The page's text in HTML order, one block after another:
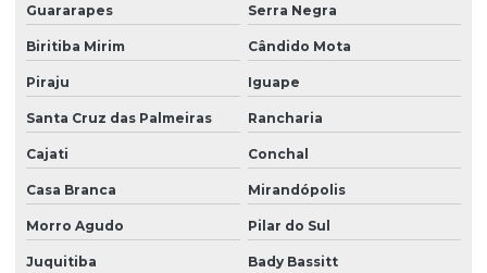
Guararapes Serra Negra
Biritiba Mirim Cândido Mota
Piraju Iguape
Santa Cruz das Palmeiras Rancharia
Cajati Conchal
Casa Branca Mirandópolis
Morro Agudo Pilar do Sul
Juquitiba Bady Bassitt